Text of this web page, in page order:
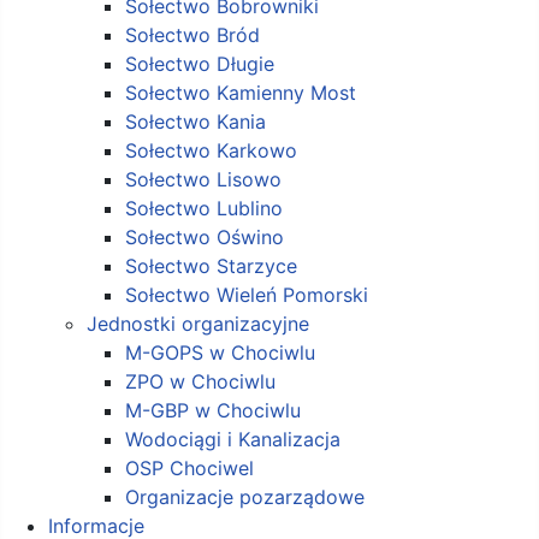
Sołectwo Bobrowniki
Sołectwo Bród
Sołectwo Długie
Sołectwo Kamienny Most
Sołectwo Kania
Sołectwo Karkowo
Sołectwo Lisowo
Sołectwo Lublino
Sołectwo Oświno
Sołectwo Starzyce
Sołectwo Wieleń Pomorski
Jednostki organizacyjne
M-GOPS w Chociwlu
ZPO w Chociwlu
M-GBP w Chociwlu
Wodociągi i Kanalizacja
OSP Chociwel
Organizacje pozarządowe
Informacje